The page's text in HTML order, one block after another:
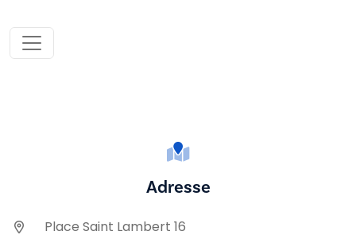
Adresse
Place Saint Lambert 16